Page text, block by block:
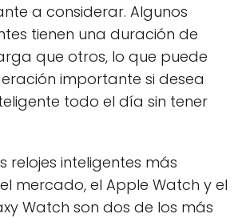
a considerar. Algunos
tienen una duración de
que otros, lo que puede
importante si desea
todo el día sin tener
relojes inteligentes más
mercado, el Apple Watch y el
Watch son dos de los más